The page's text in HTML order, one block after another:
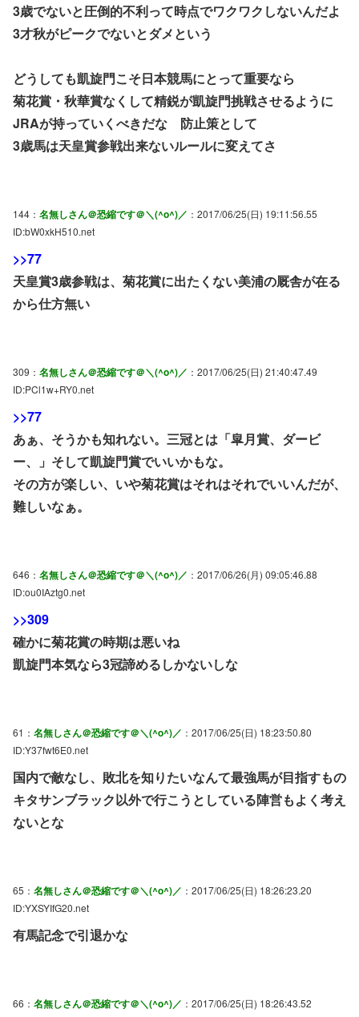
3歳でないと圧倒的不利って時点でワクワクしないんだよ
3才秋がピークでないとダメという
どうしても凱旋門こそ日本競馬にとって重要なら
菊花賞・秋華賞なくして精鋭が凱旋門挑戦させるように
JRAが持っていくべきだな 防止策として
3歳馬は天皇賞参戦出来ないルールに変えてさ
144： 名無しさん＠恐縮です＠＼(^o^)／ ：2017/06/25(日) 19:11:56.55
ID:bW0xkH510.net
>>77
天皇賞3歳参戦は、菊花賞に出たくない美浦の厩舎が在る
から仕方無い
309： 名無しさん＠恐縮です＠＼(^o^)／ ：2017/06/25(日) 21:40:47.49
ID:PCl1w+RY0.net
>>77
あぁ、そうかも知れない。三冠とは「皐月賞、ダービ
ー、」そして凱旋門賞でいいかもな。
その方が楽しい、いや菊花賞はそれはそれでいいんだが、
難しいなぁ。
646： 名無しさん＠恐縮です＠＼(^o^)／ ：2017/06/26(月) 09:05:46.88
ID:ou0IAztg0.net
>>309
確かに菊花賞の時期は悪いね
凱旋門本気なら3冠諦めるしかないしな
61： 名無しさん＠恐縮です＠＼(^o^)／ ：2017/06/25(日) 18:23:50.80
ID:Y37fwt6E0.net
国内で敵なし、敗北を知りたいなんて最強馬が目指すもの
キタサンブラック以外で行こうとしている陣営もよく考え
ないとな
65： 名無しさん＠恐縮です＠＼(^o^)／ ：2017/06/25(日) 18:26:23.20
ID:YXSYIfG20.net
有馬記念で引退かな
66： 名無しさん＠恐縮です＠＼(^o^)／ ：2017/06/25(日) 18:26:43.52